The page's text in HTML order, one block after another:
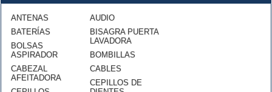
ANTENAS
BATERÍAS
BOLSAS
ASPIRADOR
CABEZAL
AFEITADORA
AUDIO
BISAGRA PUERTA
LAVADORA
BOMBILLAS
CABLES
CEPILLOS DE